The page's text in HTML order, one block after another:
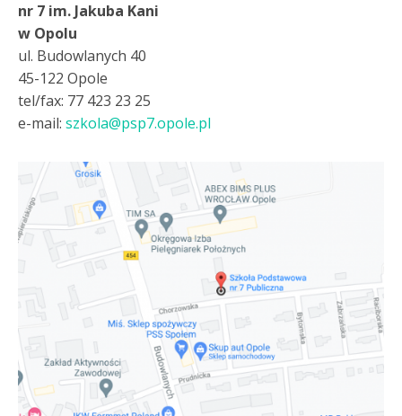
nr 7 im. Jakuba Kani
w Opolu
ul. Budowlanych 40
45-122 Opole
tel/fax: 77 423 23 25
e-mail: szkola@psp7.opole.pl